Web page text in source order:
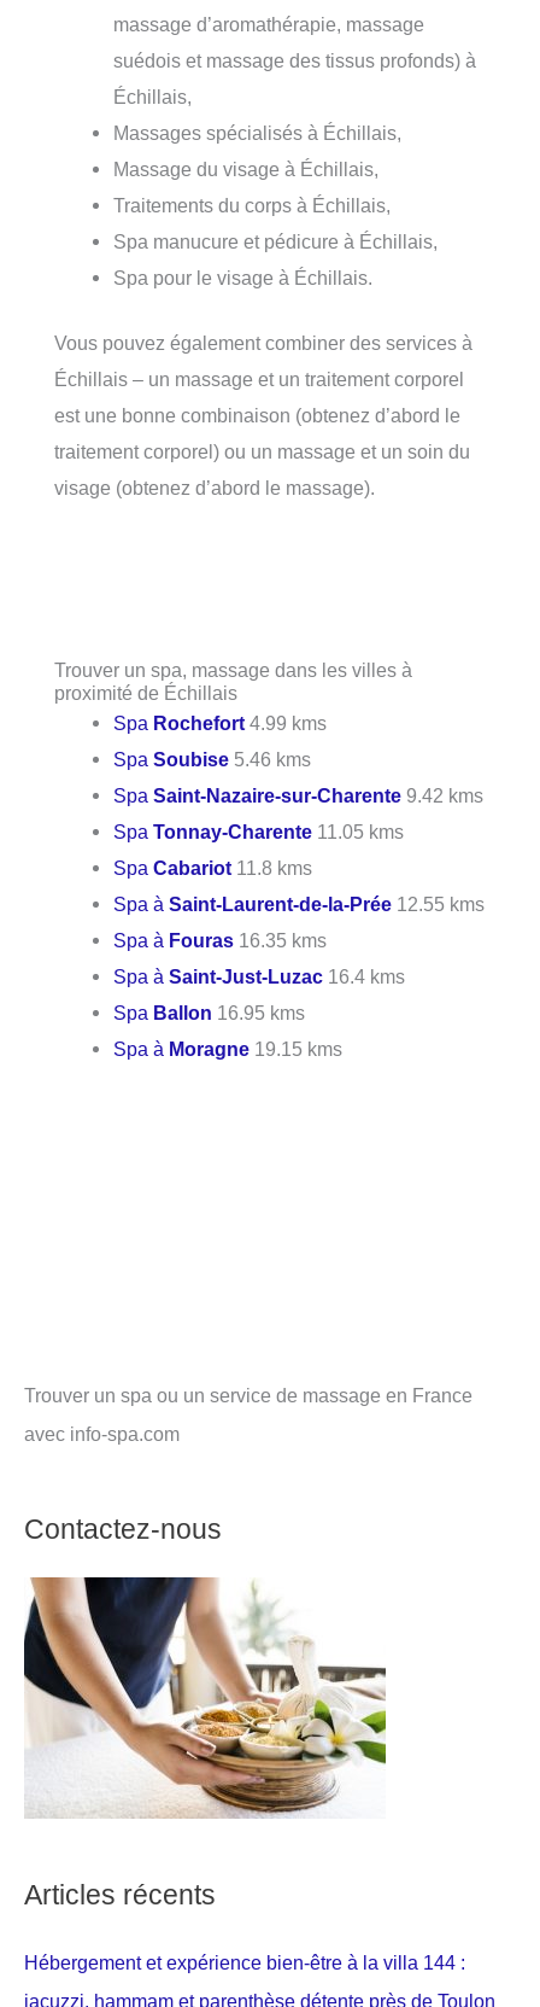
massage d’aromathérapie, massage
suédois et massage des tissus profonds) à
Échillais,
Massages spécialisés à Échillais,
Massage du visage à Échillais,
Traitements du corps à Échillais,
Spa manucure et pédicure à Échillais,
Spa pour le visage à Échillais.
Vous pouvez également combiner des services à
Échillais – un massage et un traitement corporel
est une bonne combinaison (obtenez d’abord le
traitement corporel) ou un massage et un soin du
visage (obtenez d’abord le massage).
Trouver un spa, massage dans les villes à
proximité de Échillais
Spa Rochefort 4.99 kms
SpaSoubise 5.46 kms
SpaSaint-Nazaire-sur-Charente 9.42 kms
SpaTonnay-Charente 11.05 kms
SpaCabariot 11.8 kms
Spa àSaint-Laurent-de-la-Prée 12.55 kms
Spa à Fouras 16.35 kms
Spa àSaint-Just-Luzac 16.4 kms
Spa Ballon 16.95 kms
Spa à Moragne 19.15 kms
Trouver un spa ou un service de massage en France
avec info-spa.com
Contactez-nous
Articles récents
Hébergement et expérience bien-être à la villa 144 :
jacuzzi, hammam et parenthèse détente près de Toulon